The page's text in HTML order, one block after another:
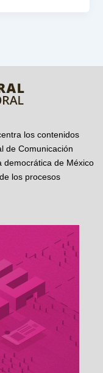
los contenidos
de Comunicación
democrática de México
los procesos